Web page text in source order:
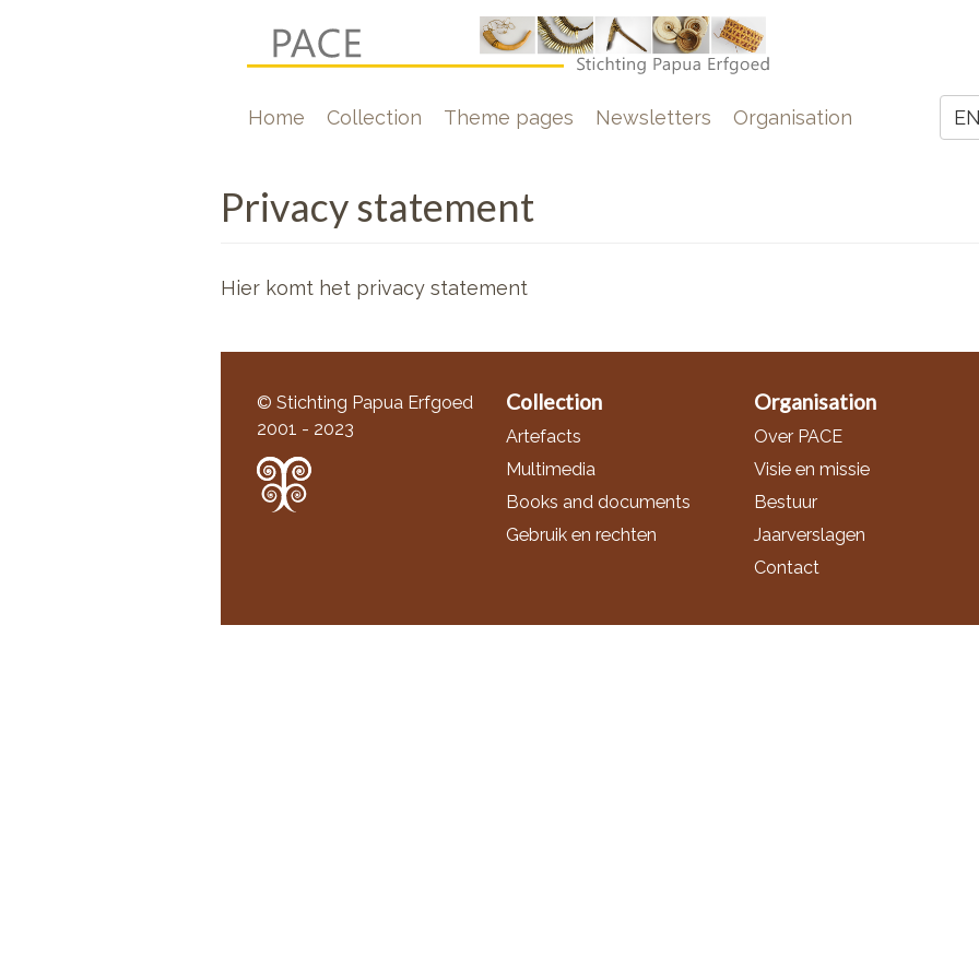
EN
Hoofdnavigatie
Home Collection Theme pages Newsletters Organisation
Privacy statement
Hier komt het privacy statement
© Stichting Papua Erfgoed
2001 - 2023
Collection
Artefacts
Multimedia
Books and documents
Gebruik en rechten
Organisation
Over PACE
Visie en missie
Bestuur
Jaarverslagen
Contact